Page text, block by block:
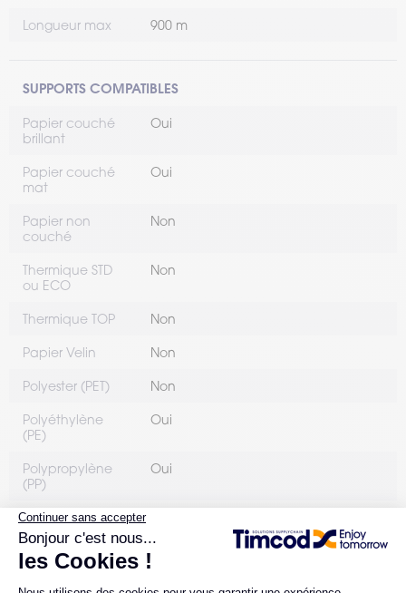
Longueur max 900 m
SUPPORTS COMPATIBLES
Papier couché
brillant
Oui
Papier couché
mat
Oui
Papier non
couché
Non
Thermique STD
ou ECO
Non
Thermique TOP Non
Papier Velin Non
Polyester (PET) Non
Polyéthylène
(PE)
Oui
Polypropylène
(PP)
Oui
Textile
(contexture)
Autres